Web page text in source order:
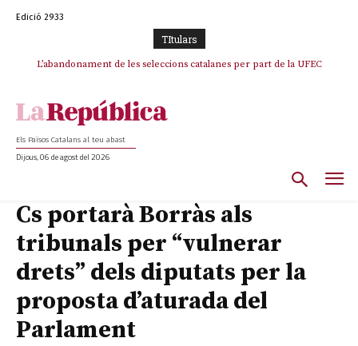
Edició 2933
TItulars
L’abandonament de les seleccions catalanes per part de la UFEC
TV3 perd el lideratge després de 23 mesos: Una deriva sense continguts i
Els Països Catalans al teu abast
Dijous, 06 de agost del 2026
Cs portarà Borràs als
tribunals per “vulnerar
drets” dels diputats per la
proposta d’aturada del
Parlament